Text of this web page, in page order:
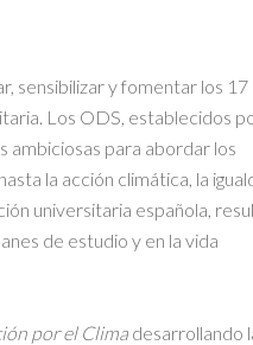
sensibilizar y fomentar los 17
Los ODS, establecidos
ambiciosas para abordar los
la acción climática, la
universitaria española,
de estudio y en la vida
por el Clima desarrollando